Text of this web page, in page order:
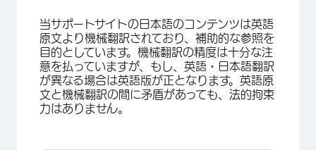
当サポートサイトの日本語のコンテンツは英語
原文より機械翻訳されており、補助的な参照を
目的としています。機械翻訳の精度は十分な注
意を払っていますが、もし、英語・日本語翻訳
が異なる場合は英語版が正となります。英語原
文と機械翻訳の間に矛盾があっても、法的拘束
力はありません。